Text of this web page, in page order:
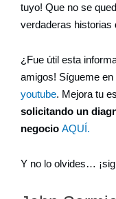
tuyo! Que no se
verdaderas historias
¿Fue útil esta
amigos! Sígueme en
youtube. Mejora tu
solicitando un
negocio AQUÍ.
Y no lo olvides…